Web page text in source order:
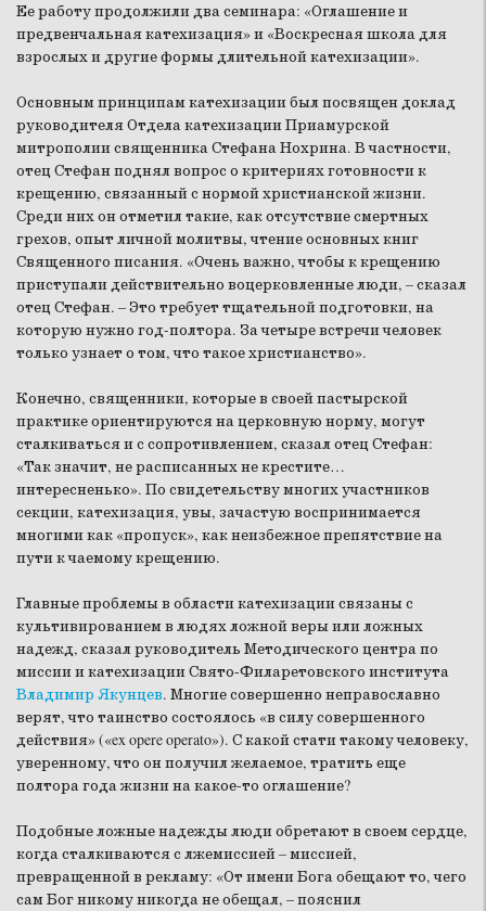
Ее работу продолжили два семинара: «Оглашение и
предвенчальная катехизация» и «Воскресная школа для
взрослых и другие формы длительной катехизации».
Основным принципам катехизации был посвящен доклад
руководителя Отдела катехизации Приамурской
митрополии священника Стефана Нохрина. В частности,
отец Стефан поднял вопрос о критериях готовности к
крещению, связанный с нормой христианской жизни.
Среди них он отметил такие, как отсутствие смертных
грехов, опыт личной молитвы, чтение основных книг
Священного писания. «Очень важно, чтобы к крещению
приступали действительно воцерковленные люди, – сказал
отец Стефан. – Это требует тщательной подготовки, на
которую нужно год-полтора. За четыре встречи человек
только узнает о том, что такое христианство».
Конечно, священники, которые в своей пастырской
практике ориентируются на церковную норму, могут
сталкиваться и с сопротивлением, сказал отец Стефан:
«Так значит, не расписанных не крестите…
интересненько». По свидетельству многих участников
секции, катехизация, увы, зачастую воспринимается
многими как «пропуск», как неизбежное препятствие на
пути к чаемому крещению.
Главные проблемы в области катехизации связаны с
культивированием в людях ложной веры или ложных
надежд, сказал руководитель Методического центра по
миссии и катехизации Свято-Филаретовского института
Владимир Якунцев. Многие совершенно неправославно
верят, что таинство состоялось «в силу совершенного
действия» («ex opere operato»). С какой стати такому человеку,
уверенному, что он получил желаемое, тратить еще
полтора года жизни на какое-то оглашение?
Подобные ложные надежды люди обретают в своем сердце,
когда сталкиваются с лжемиссией – миссией,
превращенной в рекламу: «От имени Бога обещают то, чего
сам Бог никому никогда не обещал, – пояснил